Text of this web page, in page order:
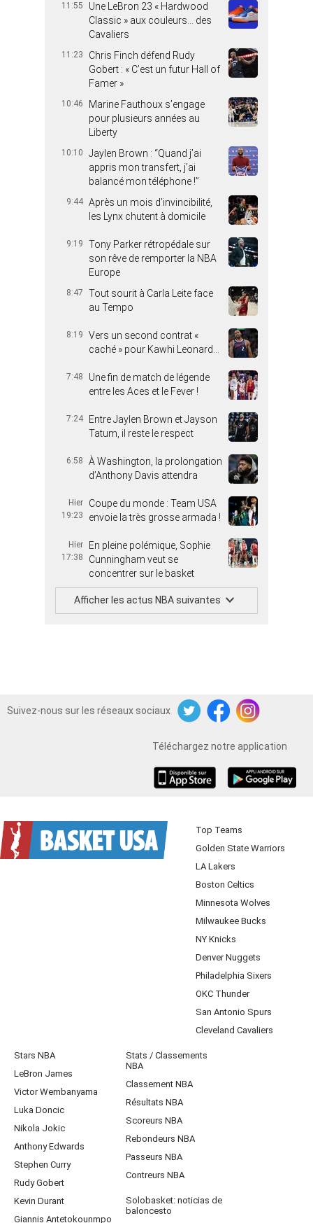
11:55
Une LeBron 23 « Hardwood
Classic » aux couleurs… des
Cavaliers
11:23
Chris Finch défend Rudy
Gobert : « C’est un futur Hall of
Famer »
10:46
Marine Fauthoux s’engage
pour plusieurs années au
Liberty
10:10
Jaylen Brown : “Quand j’ai
appris mon transfert, j’ai
balancé mon téléphone !”
9:44 Après un mois d’invincibilité,
les Lynx chutent à domicile
9:19
Tony Parker rétropédale sur
son rêve de remporter la NBA
Europe
8:47
Tout sourit à Carla Leite face
au Tempo
8:19
Vers un second contrat «
caché » pour Kawhi Leonard…
7:48
Une fin de match de légende
entre les Aces et le Fever !
7:24
Entre Jaylen Brown et Jayson
Tatum, il reste le respect
6:58
À Washington, la prolongation
d’Anthony Davis attendra
Hier
19:23
Coupe du monde : Team USA
envoie la très grosse armada !
Hier
17:38
En pleine polémique, Sophie
Cunningham veut se
concentrer sur le basket
Afficher les actus NBA suivantes
Suivez-nous sur les réseaux sociaux
TwitterFacebookInstagram
Téléchargez notre application
Top Teams
Golden State Warriors
LA Lakers
Boston Celtics
Minnesota Wolves
Milwaukee Bucks
NY Knicks
Denver Nuggets
Philadelphia Sixers
OKC Thunder
San Antonio Spurs
Cleveland Cavaliers
Stars NBA
LeBron James
Victor Wembanyama
Luka Doncic
Nikola Jokic
Anthony Edwards
Stephen Curry
Rudy Gobert
Kevin Durant
Giannis Antetokounmpo
Stats / Classements
NBA
Classement NBA
Résultats NBA
Scoreurs NBA
Rebondeurs NBA
Passeurs NBA
Contreurs NBA
Solobasket: noticias de
baloncesto